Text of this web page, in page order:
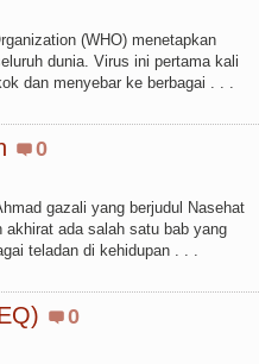
(WHO) menetapkan
dunia. Virus ini pertama kali
dan menyebar ke berbagai . . .
0
gazali yang berjudul Nasehat
akhirat ada salah satu bab yang
teladan di kehidupan . . .
0